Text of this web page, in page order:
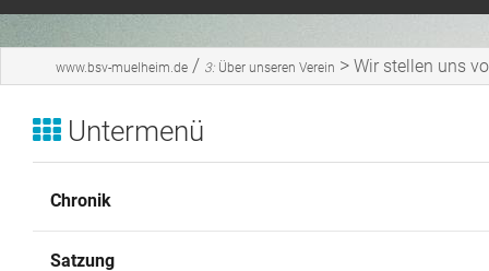
Aktuelles
Über unseren Verein
Archiv
www.bsv-muelheim.de / 3: Über unseren Verein > Wir stellen uns
Untermenü
Chronik
Satzung